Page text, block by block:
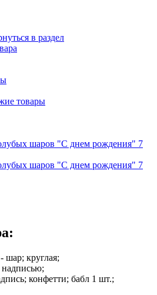
шар; круглая;
конфетти; бабл 1 шт.;